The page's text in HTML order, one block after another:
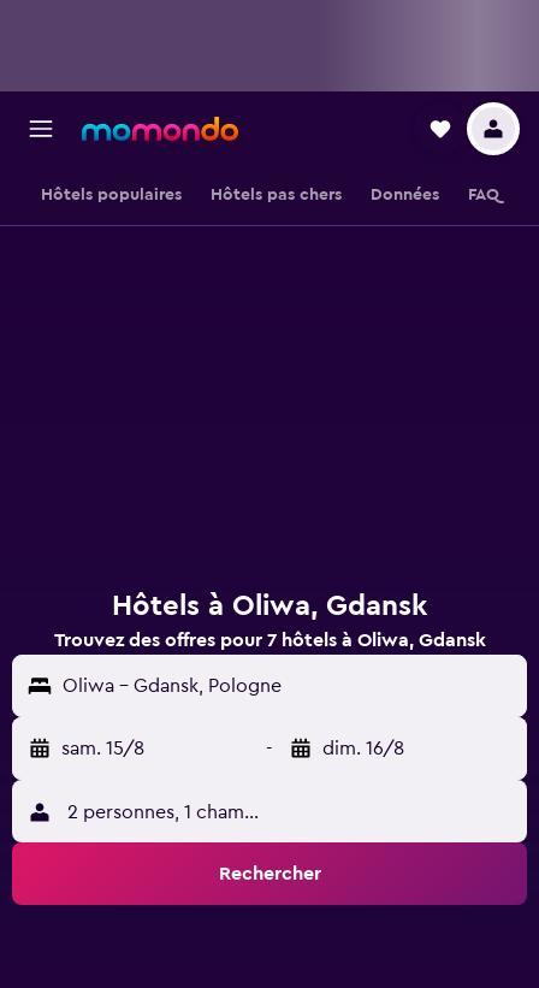
Hôtels populaires Hôtels pas chers Données FAQ
Hôtels à Oliwa, Gdansk
Trouvez des offres pour 7 hôtels à Oliwa, Gdansk
Oliwa - Gdansk, Pologne
sam. 15/8 - dim. 16/8
2 personnes, 1 chambre
Rechercher